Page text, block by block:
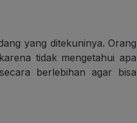
yang ditekuninya. Orang
tidak mengetahui apa
berlebihan agar bisa